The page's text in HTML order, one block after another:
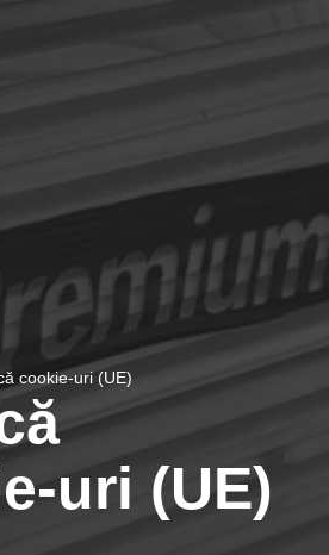
cookie-uri (UE)
uri (UE)